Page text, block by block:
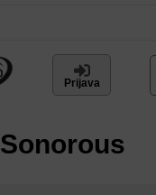
Prijava
Sonorous